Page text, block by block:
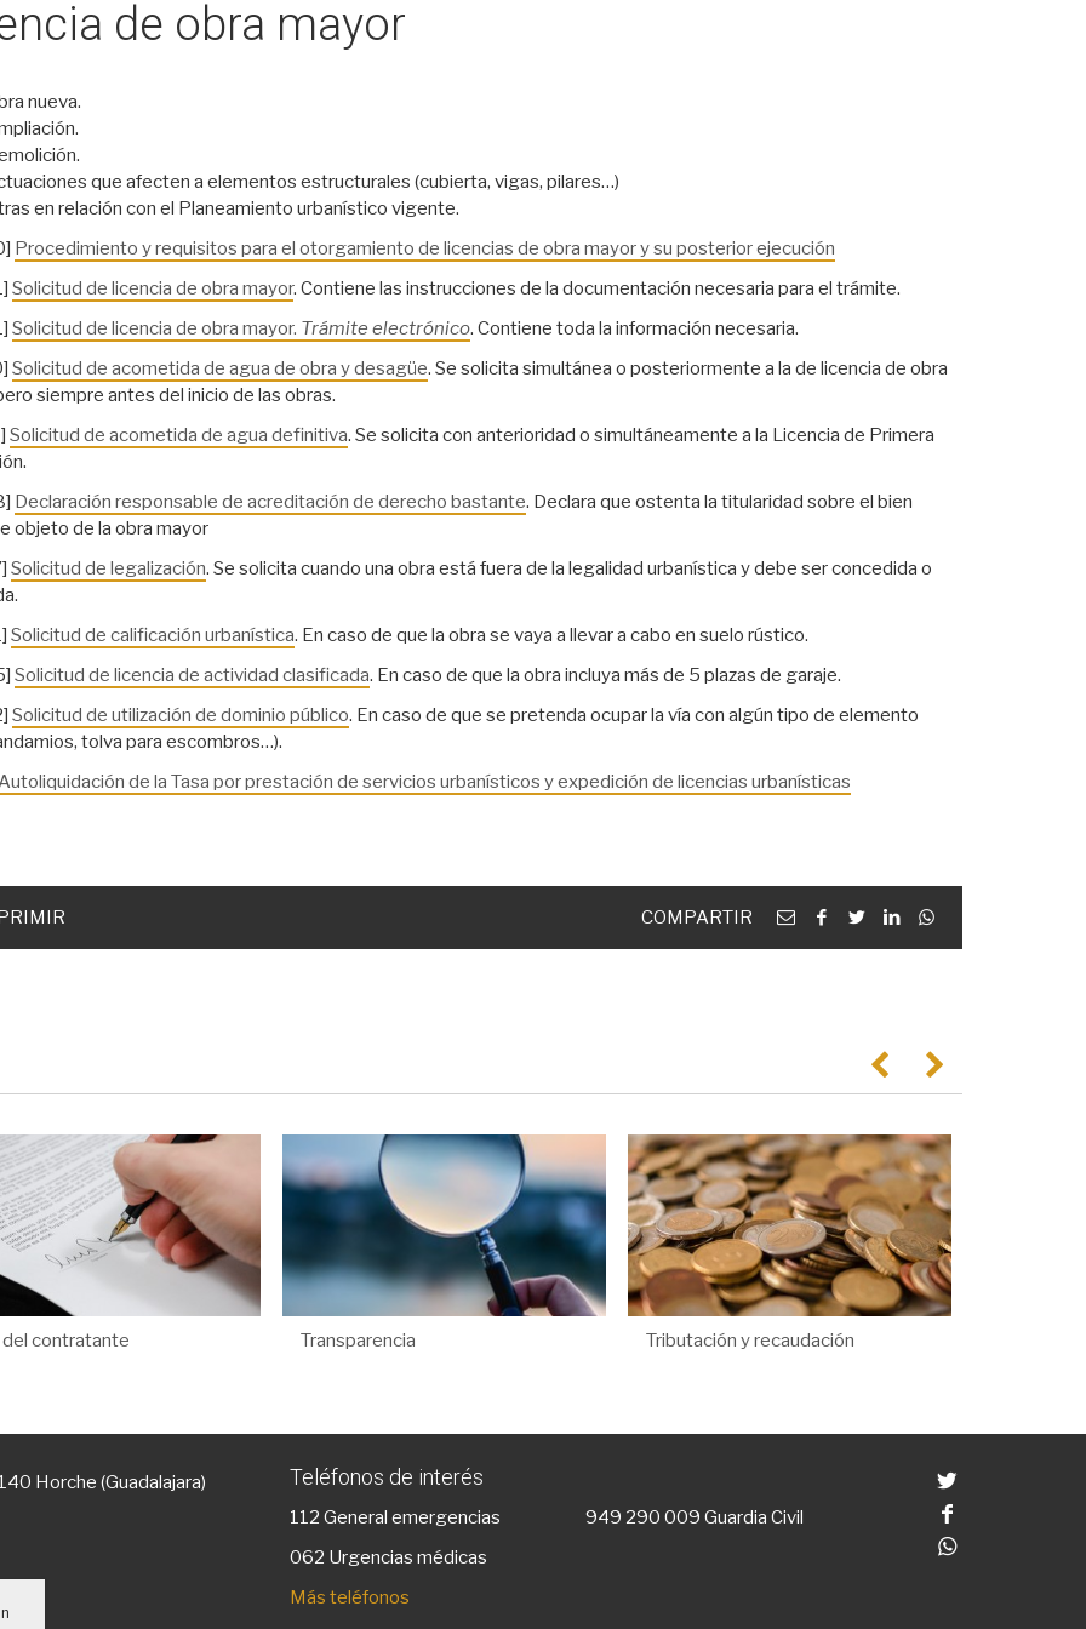
de obra mayor
nueva.
que afecten a elementos estructurales (cubierta, vigas, pilares…)
en relación con el Planeamiento urbanístico vigente.
Procedimiento y requisitos para el otorgamiento de licencias de obra mayor y su posterior ejecución
Solicitud de licencia de obra mayor. Contiene las instrucciones de la documentación necesaria para el trámite.
Solicitud de licencia de obra mayor. Trámite electrónico. Contiene toda la información necesaria.
Solicitud de acometida de agua de obra y desagüe. Se solicita simultánea o posteriormente a la de licencia de obra
siempre antes del inicio de las obras.
Solicitud de acometida de agua definitiva. Se solicita con anterioridad o simultáneamente a la Licencia de Primera
Declaración responsable de acreditación de derecho bastante. Declara que ostenta la titularidad sobre el bien
objeto de la obra mayor
Solicitud de legalización. Se solicita cuando una obra está fuera de la legalidad urbanística y debe ser concedida o
Solicitud de calificación urbanística. En caso de que la obra se vaya a llevar a cabo en suelo rústico.
Solicitud de licencia de actividad clasificada. En caso de que la obra incluya más de 5 plazas de garaje.
Solicitud de utilización de dominio público. En caso de que se pretenda ocupar la vía con algún tipo de elemento
tolva para escombros…).
Autoliquidación de la Tasa por prestación de servicios urbanísticos y expedición de licencias urbanísticas
COMPARTIR Email facebooktwitterlinkedin
Anterior
contratante Transparencia Tributación y recaudación
Horche (Guadalajara)
Teléfonos de interés
112 General emergencias 949 290 009 Guardia Civil
062 Urgencias médicas
Más teléfonos